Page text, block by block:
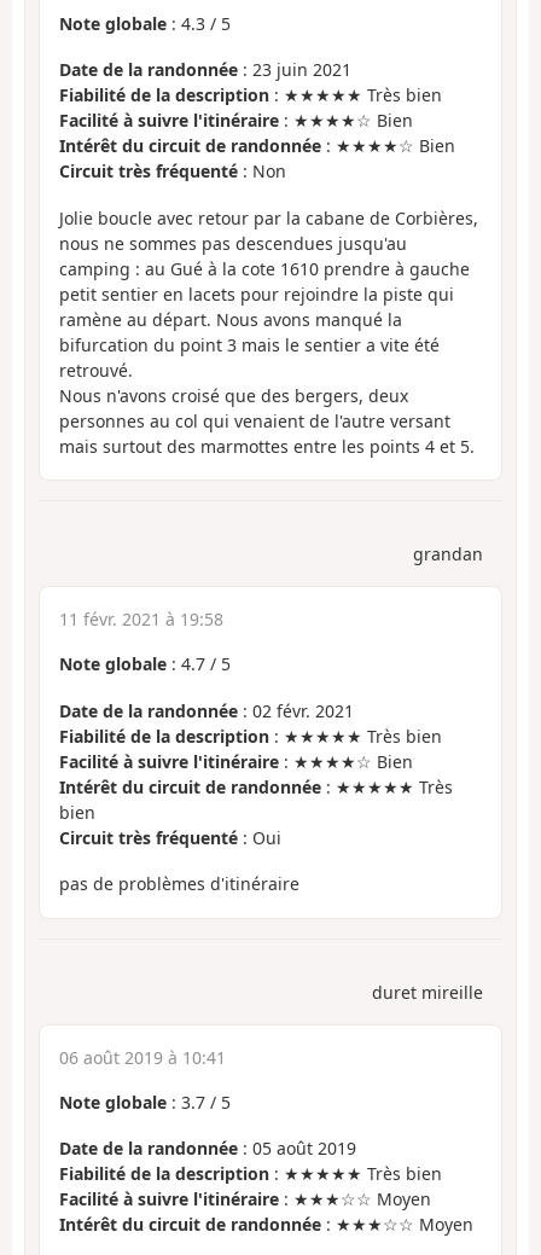
Note globale : 4.3 / 5
Date de la randonnée : 23 juin 2021
Fiabilité de la description : ★★★★★ Très bien
Facilité à suivre l'itinéraire : ★★★★☆ Bien
Intérêt du circuit de randonnée : ★★★★☆ Bien
Circuit très fréquenté : Non
Jolie boucle avec retour par la cabane de Corbières,
nous ne sommes pas descendues jusqu'au
camping : au Gué à la cote 1610 prendre à gauche
petit sentier en lacets pour rejoindre la piste qui
ramène au départ. Nous avons manqué la
bifurcation du point 3 mais le sentier a vite été
retrouvé.
Nous n'avons croisé que des bergers, deux
personnes au col qui venaient de l'autre versant
mais surtout des marmottes entre les points 4 et 5.
grandan
11 févr. 2021 à 19:58
Note globale : 4.7 / 5
Date de la randonnée : 02 févr. 2021
Fiabilité de la description : ★★★★★ Très bien
Facilité à suivre l'itinéraire : ★★★★☆ Bien
Intérêt du circuit de randonnée : ★★★★★ Très
bien
Circuit très fréquenté : Oui
pas de problèmes d'itinéraire
duret mireille
06 août 2019 à 10:41
Note globale : 3.7 / 5
Date de la randonnée : 05 août 2019
Fiabilité de la description : ★★★★★ Très bien
Facilité à suivre l'itinéraire : ★★★☆☆ Moyen
Intérêt du circuit de randonnée : ★★★☆☆ Moyen